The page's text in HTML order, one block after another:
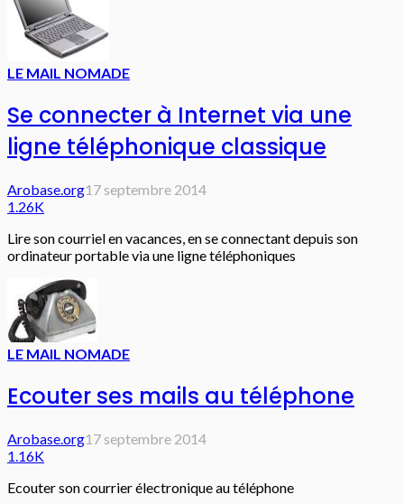
LE MAIL NOMADE
Se connecter à Internet via une
ligne téléphonique classique
Arobase.org17 septembre 2014
1.26K
Lire son courriel en vacances, en se connectant depuis son
ordinateur portable via une ligne téléphoniques
LE MAIL NOMADE
Ecouter ses mails au téléphone
Arobase.org17 septembre 2014
1.16K
Ecouter son courrier électronique au téléphone